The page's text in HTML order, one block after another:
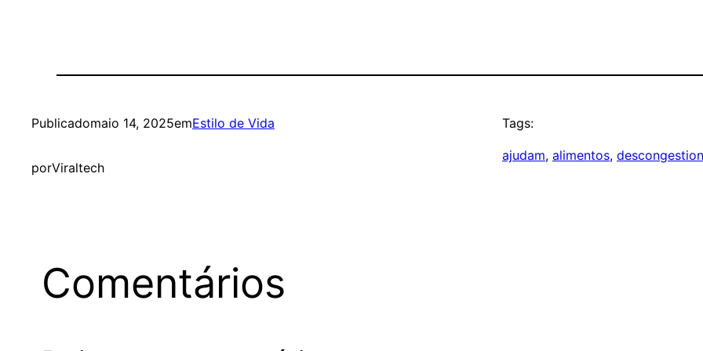
Publicadomaio 14, 2025emEstilo de Vida
porViraltech
Tags:
ajudam, alimentos,
Comentários